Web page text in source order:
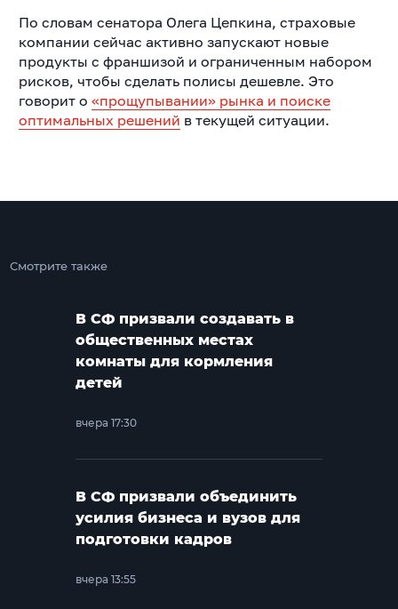
По словам сенатора Олега Цепкина, страховые
компании сейчас активно запускают новые
продукты с франшизой и ограниченным набором
рисков, чтобы сделать полисы дешевле. Это
говорит о «прощупывании» рынка и поиске
оптимальных решений в текущей ситуации.
Смотрите также
В СФ призвали создавать в
общественных местах
комнаты для кормления
детей
вчера 17:30
В СФ призвали объединить
усилия бизнеса и вузов для
подготовки кадров
вчера 13:55